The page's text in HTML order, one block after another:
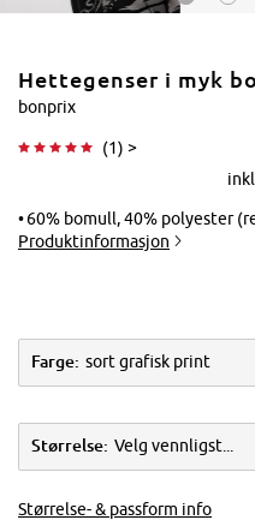
Hettegenser i myk
bonprix
(1) >
60% bomull, 40% polyester
Produktinformasjon
Farge: sort grafisk print
Størrelse: Velg vennligst...
Størrelse- & passform info